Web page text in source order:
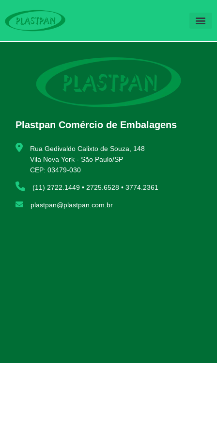
Plastpan Comércio de Embalagens
Rua Gedivaldo Calixto de Souza, 148
Vila Nova York - São Paulo/SP
CEP: 03479-030
(11) 2722.1449 • 2725.6528 • 3774.2361
plastpan@plastpan.com.br